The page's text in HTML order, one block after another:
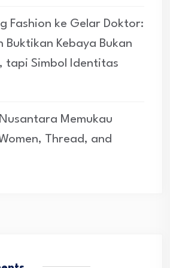
Fashion ke Gelar Doktor:
Buktikan Kebaya Bukan
tapi Simbol Identitas
Memukau
Thread, and